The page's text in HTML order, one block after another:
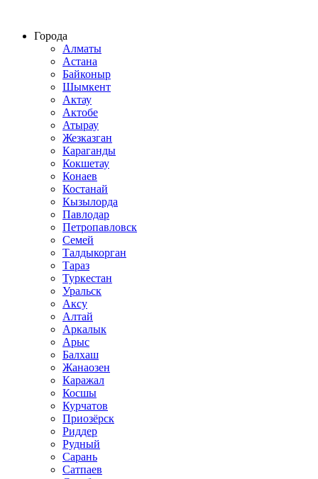
Города
Алматы
Астана
Байконыр
Шымкент
Актау
Актобе
Атырау
Жезказган
Караганды
Кокшетау
Конаев
Костанай
Кызылорда
Павлодар
Петропавловск
Семей
Талдыкорган
Тараз
Туркестан
Уральск
Аксу
Алтай
Аркалык
Арыс
Балхаш
Жанаозен
Каражал
Косшы
Курчатов
Приозёрск
Риддер
Рудный
Сарань
Сатпаев